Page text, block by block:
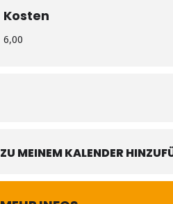
Kosten
6,00
ZU MEINEM KALENDER